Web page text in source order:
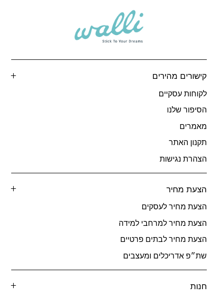
קישורים מהירים
לקוחות עסקיים
הסיפור שלנו
מאמרים
תקנון האתר
הצהרת נגישות
הצעת מחיר
הצעת מחיר לעסקים
הצעת מחיר למרחבי למידה
הצעת מחיר לבתים פרטיים
שת״פ אדריכלים ומעצבים
חנות